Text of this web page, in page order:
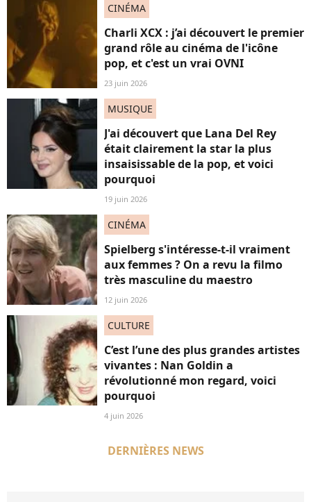
CINÉMA
Charli XCX : j’ai découvert le premier
grand rôle au cinéma de l'icône
pop, et c'est un vrai OVNI
23 juin 2026
MUSIQUE
J'ai découvert que Lana Del Rey
était clairement la star la plus
insaisissable de la pop, et voici
pourquoi
19 juin 2026
CINÉMA
Spielberg s'intéresse-t-il vraiment
aux femmes ? On a revu la filmo
très masculine du maestro
12 juin 2026
CULTURE
C’est l’une des plus grandes artistes
vivantes : Nan Goldin a
révolutionné mon regard, voici
pourquoi
4 juin 2026
DERNIÈRES NEWS